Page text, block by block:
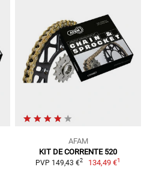
AFAM
KIT DE CORRENTE 520
PVP 149,43 €2 134,49 €1